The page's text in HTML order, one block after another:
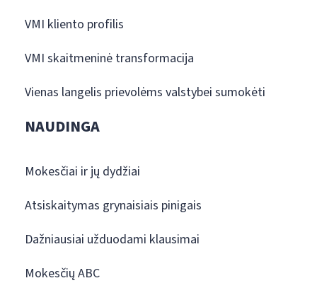
VMI kliento profilis
VMI skaitmeninė transformacija
Vienas langelis prievolėms valstybei sumokėti
NAUDINGA
Mokesčiai ir jų dydžiai
Atsiskaitymas grynaisiais pinigais
Dažniausiai užduodami klausimai
Mokesčių ABC